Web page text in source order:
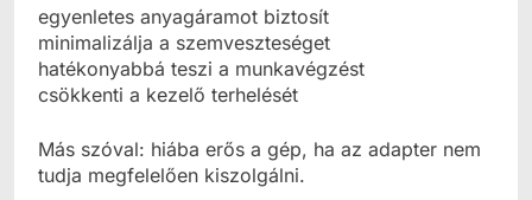
egyenletes anyagáramot biztosít
minimalizálja a szemveszteséget
hatékonyabbá teszi a munkavégzést
csökkenti a kezelő terhelését
Más szóval: hiába erős a gép, ha az adapter nem
tudja megfelelően kiszolgálni.